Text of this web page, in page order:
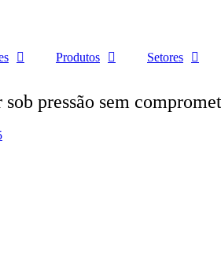
Produtos Setores
pressão sem